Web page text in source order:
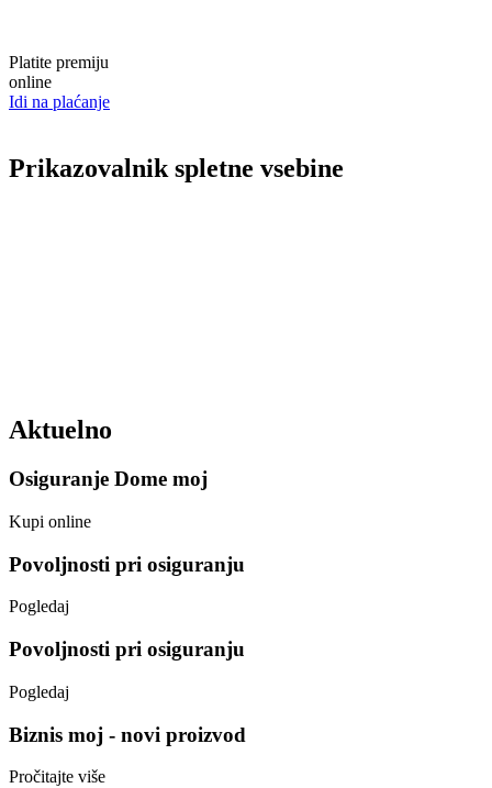
Platite premiju
online
Idi na plaćanje
Prikazovalnik spletne vsebine
Aktuelno
Osiguranje Dome moj
Kupi online
Povoljnosti pri osiguranju
Pogledaj
Povoljnosti pri osiguranju
Pogledaj
Biznis moj - novi proizvod
Pročitajte više